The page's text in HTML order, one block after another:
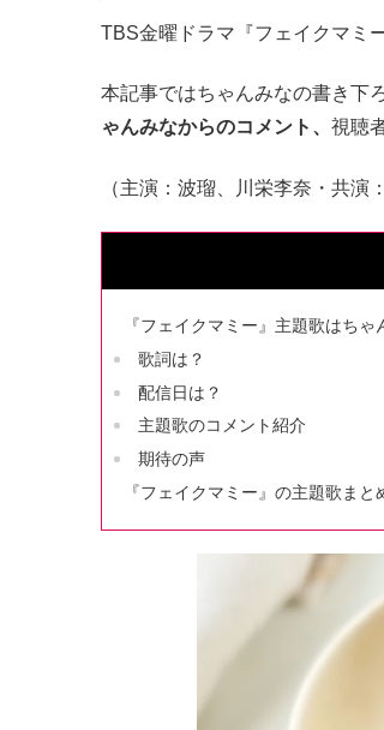
TBS金曜ドラマ『フェイクマミ
本記事ではちゃんみなの書き下
ゃんみなからのコメント、 視聴
（主演：波瑠、川栄李奈・共演
『フェイクマミー』主題歌はちゃ
歌詞は？
配信日は？
主題歌のコメント紹介
期待の声
『フェイクマミー』の主題歌まと